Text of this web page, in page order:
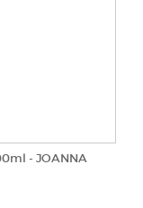
- JOANNA